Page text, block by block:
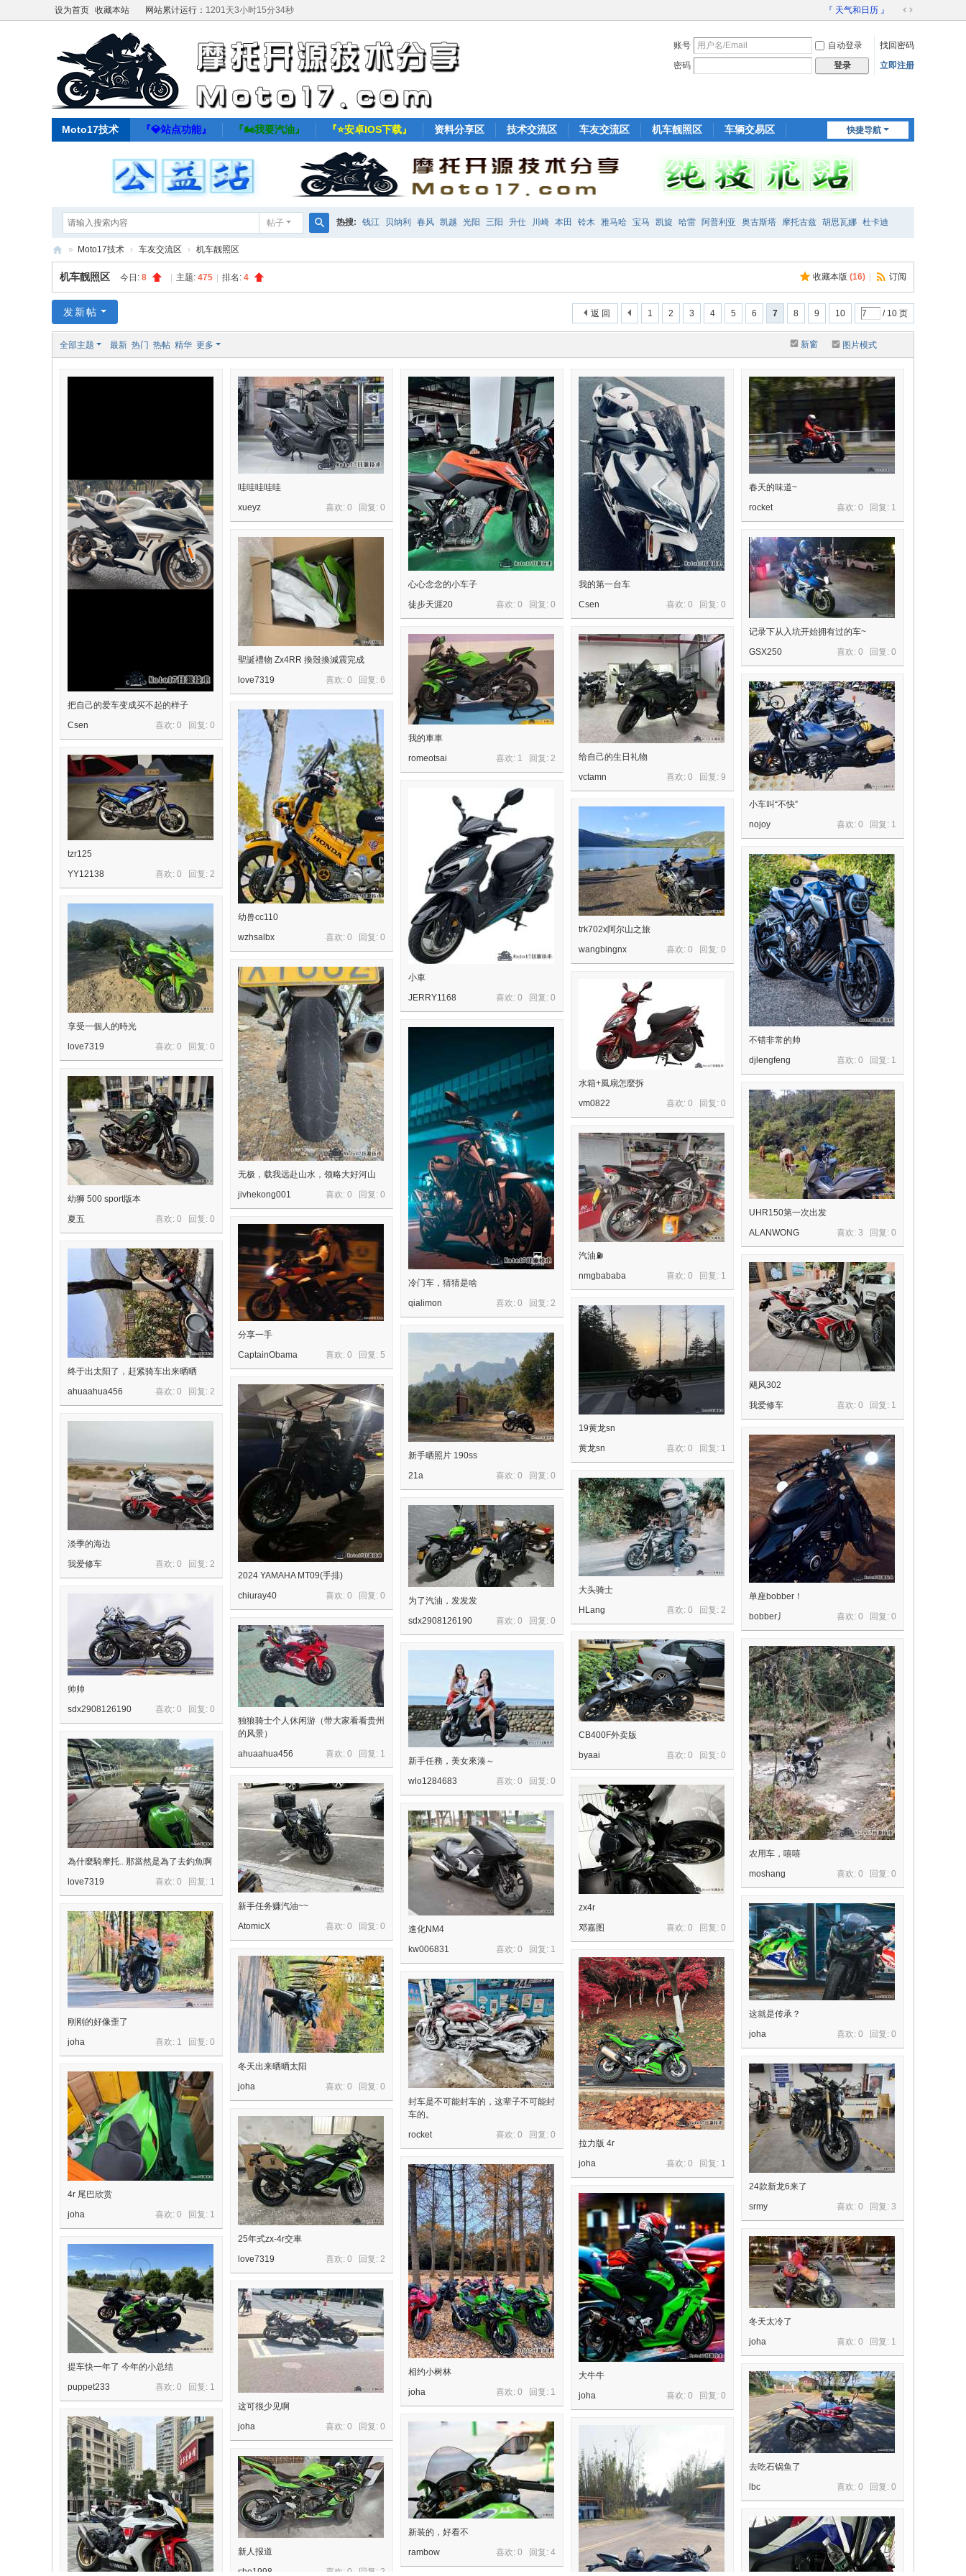
设为首页 收藏本站 网站累计运行： 1201天3小时15分35秒 『 天气和日历 』
切
到
宽
账号 自动登录
找回密码
密码
登录 立即注册
快捷导航
Moto17技术 『💎站点功能』 『🏍️我要汽油』 『⭐安卓IOS下载』 资料分享区 技术交流区 车友交流区 机车靓照区
车辆交易区
帖子
索
热搜: 钱江 贝纳利 春风 凯越 光阳 三阳 升仕 川崎 本田 铃木 雅马哈 宝马 凯旋 哈雷 阿普利亚 奥古斯塔 摩托古兹 胡思瓦娜 杜卡迪
M
ot
7
» Moto17技术 › 车友交流区 › 机车靓照区
收藏本版 (16) 订阅
机车靓照区 今日: 8 主题: 475 排名: 4
1 2 3 4 5 6 7 8 9 10 / 10 页
返 回
发新帖
新窗
全部主题 最新 热门 热帖 精华 更多 图片模式
把自己的爱车变成买不起的样子
喜欢: 0 回复: 0
Csen
哇哇哇哇哇
喜欢: 0 回复: 0
xueyz
心心念念的小车子
喜欢: 0 回复: 0
徒步天涯20
我的第一台车
喜欢: 0 回复: 0
Csen
春天的味道~
喜欢: 0 回复: 1
rocket
聖誕禮物 Zx4RR 換殼換減震完成
喜欢: 0 回复: 6
love7319
记录下从入坑开始拥有过的车~
喜欢: 0 回复: 0
GSX250
我的車車
喜欢: 1 回复: 2
romeotsai
给自己的生日礼物
喜欢: 0 回复: 9
vctamn
小车叫“不快”
喜欢: 0 回复: 1
nojoy
幼兽cc110
喜欢: 0 回复: 0
wzhsalbx
tzr125
喜欢: 0 回复: 2
YY12138
小車
喜欢: 0 回复: 0
JERRY1168
trk702x阿尔山之旅
喜欢: 0 回复: 0
wangbingnx
不错非常的帅
喜欢: 0 回复: 1
djlengfeng
享受一個人的時光
喜欢: 0 回复: 0
love7319
无极，载我远赴山水，领略大好河山
喜欢: 0 回复: 0
jivhekong001
水箱+風扇怎麼拆
喜欢: 0 回复: 0
vm0822
冷门车，猜猜是啥
喜欢: 0 回复: 2
qialimon
幼狮 500 sport版本
喜欢: 0 回复: 0
夏五
UHR150第一次出发
喜欢: 3 回复: 0
ALANWONG
汽油⛽️
喜欢: 0 回复: 1
nmgbababa
分享一手
喜欢: 0 回复: 5
CaptainObama
终于出太阳了，赶紧骑车出来晒晒
喜欢: 0 回复: 2
ahuaahua456
飓风302
喜欢: 0 回复: 1
我爱修车
19黄龙sn
喜欢: 0 回复: 1
黄龙sn
新手晒照片 190ss
喜欢: 0 回复: 0
21a
2024 YAMAHA MT09(手排)
喜欢: 0 回复: 0
chiuray40
淡季的海边
喜欢: 0 回复: 2
我爱修车
单座bobber！
喜欢: 0 回复: 0
bobber丿
大头骑士
喜欢: 0 回复: 2
HLang
为了汽油，发发发
喜欢: 0 回复: 0
sdx2908126190
帅帅
喜欢: 0 回复: 0
sdx2908126190
独狼骑士个人休闲游（带大家看看贵州
的风景）
喜欢: 0 回复: 1
ahuaahua456
CB400F外卖版
喜欢: 0 回复: 0
byaai
农用车，嘻嘻
喜欢: 0 回复: 0
moshang
新手任務，美女來湊～
喜欢: 0 回复: 0
wlo1284683
為什麼騎摩托.. 那當然是為了去釣魚啊
喜欢: 0 回复: 1
love7319
新手任务赚汽油~~
喜欢: 0 回复: 0
AtomicX
zx4r
喜欢: 0 回复: 0
邓嘉图
進化NM4
喜欢: 0 回复: 1
kw006831
这就是传承？
喜欢: 0 回复: 0
joha
刚刚的好像歪了
喜欢: 1 回复: 0
joha
冬天出来晒晒太阳
喜欢: 0 回复: 0
joha
拉力版 4r
喜欢: 0 回复: 1
joha
封车是不可能封车的，这辈子不可能封
车的。
喜欢: 0 回复: 0
rocket
24款新龙6来了
喜欢: 0 回复: 3
srmy
4r 尾巴欣赏
喜欢: 0 回复: 1
joha
25年式zx-4r交車
喜欢: 0 回复: 2
love7319
相约小树林
喜欢: 0 回复: 1
joha
大牛牛
喜欢: 0 回复: 0
joha
冬天太冷了
喜欢: 0 回复: 1
joha
提车快一年了 今年的小总结
喜欢: 0 回复: 1
puppet233
这可很少见啊
喜欢: 0 回复: 0
joha
去吃石锅鱼了
喜欢: 0 回复: 0
lbc
新装的，好看不
喜欢: 0 回复: 4
rambow
新人报道
喜欢: 0 回复: 2
she1998